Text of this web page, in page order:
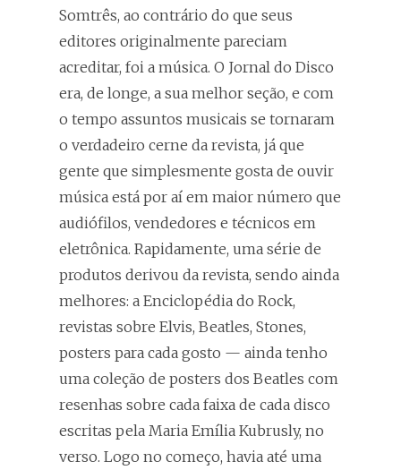
Somtrês, ao contrário do que seus
editores originalmente pareciam
acreditar, foi a música. O Jornal do Disco
era, de longe, a sua melhor seção, e com
o tempo assuntos musicais se tornaram
o verdadeiro cerne da revista, já que
gente que simplesmente gosta de ouvir
música está por aí em maior número que
audiófilos, vendedores e técnicos em
eletrônica. Rapidamente, uma série de
produtos derivou da revista, sendo ainda
melhores: a Enciclopédia do Rock,
revistas sobre Elvis, Beatles, Stones,
posters para cada gosto — ainda tenho
uma coleção de posters dos Beatles com
resenhas sobre cada faixa de cada disco
escritas pela Maria Emília Kubrusly, no
verso. Logo no começo, havia até uma